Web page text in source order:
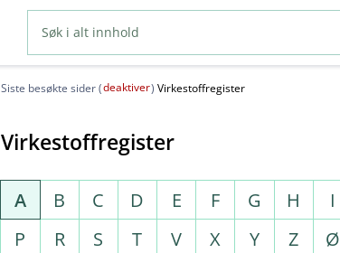
Siste besøkte sider (deaktiver) Virkestoffregister
Virkestoffregister
A B C D E F G H I
P
R S T V X Y Z Ø